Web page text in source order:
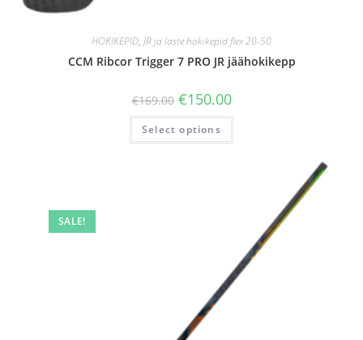
HOKIKEPID, JR ja laste hokikepid flex 20-50
CCM Ribcor Trigger 7 PRO JR jäähokikepp
€169.00 €150.00
Select options
SALE!